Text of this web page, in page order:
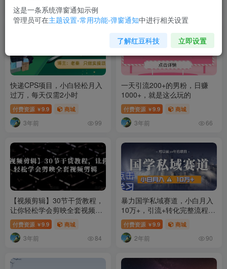
3年前 69
快递CPS项目，小白轻松月入
过万，每天仅需2小时
付费资源 ￥9.9 商城
3年前 99
一天引流200+的男粉，日赚
1000+，就是这么玩的
付费资源 ￥9.9 商城
3年前 66
【视频剪辑】30节干货教程，
让你轻松学会剪映全套视频剪
辑付费资源 ￥9.9 商城
3年前 84
暴力国学私域赛道，小白月入
10万+，引流+转化完整流程
【揭秘】
付费资源 ￥9.9 商城
2年前 90
这是一条系统弹窗通知示例
管理员可在主题设置-常用功能-弹窗通知中进行相关设置
了解红豆科技 立即设置